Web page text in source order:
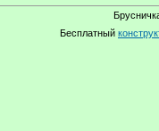
Бесплатный